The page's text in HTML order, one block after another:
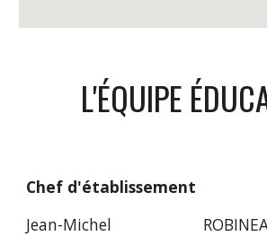
L'ÉQUIPE
Chef d'établissement
Jean-Michel